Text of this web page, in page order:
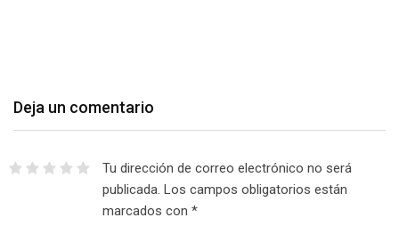
Deja un comentario
Tu dirección de correo electrónico no será
publicada. Los campos obligatorios están
marcados con *